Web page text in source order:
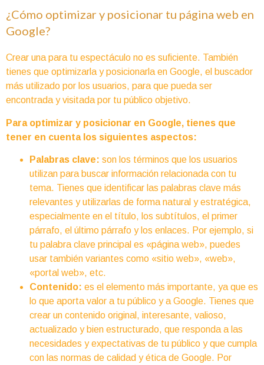
¿Cómo optimizar y posicionar tu página web en
Google?
Crear una para tu espectáculo no es suficiente. También
tienes que optimizarla y posicionarla en Google, el buscador
más utilizado por los usuarios, para que pueda ser
encontrada y visitada por tu público objetivo.
Para optimizar y posicionar en Google, tienes que
tener en cuenta los siguientes aspectos:
Palabras clave: son los términos que los usuarios
utilizan para buscar información relacionada con tu
tema. Tienes que identificar las palabras clave más
relevantes y utilizarlas de forma natural y estratégica,
especialmente en el título, los subtítulos, el primer
párrafo, el último párrafo y los enlaces. Por ejemplo, si
tu palabra clave principal es «página web», puedes
usar también variantes como «sitio web», «web»,
«portal web», etc.
Contenido: es el elemento más importante, ya que es
lo que aporta valor a tu público y a Google. Tienes que
crear un contenido original, interesante, valioso,
actualizado y bien estructurado, que responda a las
necesidades y expectativas de tu público y que cumpla
con las normas de calidad y ética de Google. Por